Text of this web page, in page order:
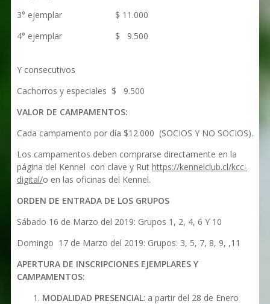
3° ejemplar $ 11.000
4° ejemplar $ 9.500
Y consecutivos
Cachorros y especiales $ 9.500
VALOR DE CAMPAMENTOS:
Cada campamento por día $12.000 (SOCIOS Y NO SOCIOS).
Los campamentos deben comprarse directamente en la
página del Kennel con clave y Rut https://kennelclub.cl/kcc-
digital/o en las oficinas del Kennel.
ORDEN DE ENTRADA DE LOS GRUPOS
Sábado 16 de Marzo del 2019: Grupos 1, 2, 4, 6 Y 10
Domingo 17 de Marzo del 2019: Grupos: 3, 5, 7, 8, 9, ,11
APERTURA DE INSCRIPCIONES EJEMPLARES Y
CAMPAMENTOS:
MODALIDAD PRESENCIAL: a partir del 28 de Enero